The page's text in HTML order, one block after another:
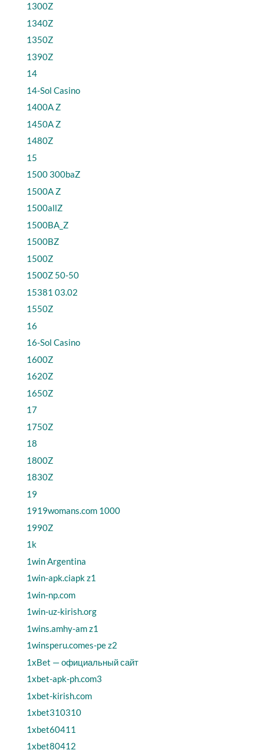
1300Z
1340Z
1350Z
1390Z
14
14-Sol Casino
1400A Z
1450A Z
1480Z
15
1500 300baZ
1500A Z
1500allZ
1500BA_Z
1500BZ
1500Z
1500Z 50-50
15381 03.02
1550Z
16
16-Sol Casino
1600Z
1620Z
1650Z
17
1750Z
18
1800Z
1830Z
19
1919womans.com 1000
1990Z
1k
1win Argentina
1win-apk.ciapk z1
1win-np.com
1win-uz-kirish.org
1wins.amhy-am z1
1winsperu.comes-pe z2
1xBet — официальный сайт
1xbet-apk-ph.com3
1xbet-kirish.com
1xbet310310
1xbet60411
1xbet80412